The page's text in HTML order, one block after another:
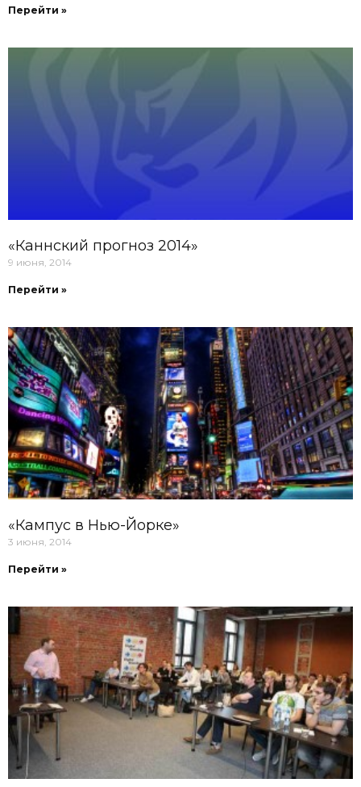
Перейти »
«Каннский прогноз 2014»
9 июня, 2014
Перейти »
«Кампус в Нью-Йорке»
3 июня, 2014
Перейти »